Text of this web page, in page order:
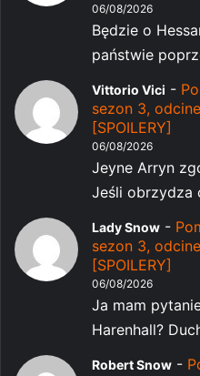
06/08/2026
Będzie o
państwie
Vittorio Vici -
sezon 3,
[SPOILERY]
06/08/2026
Jeyne Arryn
Jeśli obrzydza
Lady Snow -
sezon 3,
[SPOILERY]
06/08/2026
Ja mam
Harenhall?
Robert Snow -